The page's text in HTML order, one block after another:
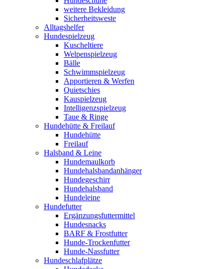
weitere Bekleidung
Sicherheitsweste
Alltagshelfer
Hundespielzeug
Kuscheltiere
Welpenspielzeug
Bälle
Schwimmspielzeug
Apportieren & Werfen
Quietschies
Kauspielzeug
Intelligenzspielzeug
Taue & Ringe
Hundehütte & Freilauf
Hundehütte
Freilauf
Halsband & Leine
Hundemaulkorb
Hundehalsbandanhänger
Hundegeschirr
Hundehalsband
Hundeleine
Hundefutter
Ergänzungsfuttermittel
Hundesnacks
BARF & Frostfutter
Hunde-Trockenfutter
Hunde-Nassfutter
Hundeschlafplätze